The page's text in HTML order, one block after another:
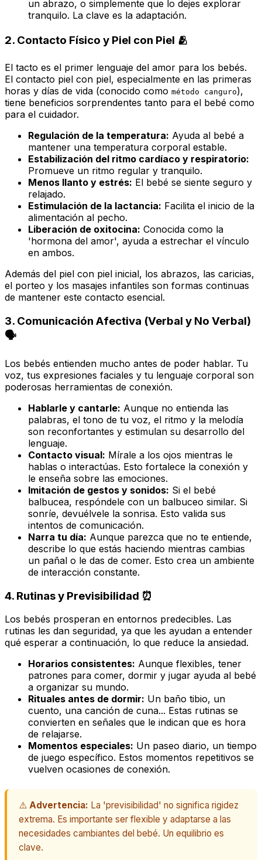
un abrazo, o simplemente que lo dejes explorar
tranquilo. La clave es la adaptación.
2. Contacto Físico y Piel con Piel 🫂
El tacto es el primer lenguaje del amor para los bebés.
El contacto piel con piel, especialmente en las primeras
horas y días de vida (conocido como método canguro),
tiene beneficios sorprendentes tanto para el bebé como
para el cuidador.
Regulación de la temperatura: Ayuda al bebé a
mantener una temperatura corporal estable.
Estabilización del ritmo cardíaco y respiratorio:
Promueve un ritmo regular y tranquilo.
Menos llanto y estrés: El bebé se siente seguro y
relajado.
Estimulación de la lactancia: Facilita el inicio de la
alimentación al pecho.
Liberación de oxitocina: Conocida como la
'hormona del amor', ayuda a estrechar el vínculo
en ambos.
Además del piel con piel inicial, los abrazos, las caricias,
el porteo y los masajes infantiles son formas continuas
de mantener este contacto esencial.
3. Comunicación Afectiva (Verbal y No Verbal)
🗣️
Los bebés entienden mucho antes de poder hablar. Tu
voz, tus expresiones faciales y tu lenguaje corporal son
poderosas herramientas de conexión.
Hablarle y cantarle: Aunque no entienda las
palabras, el tono de tu voz, el ritmo y la melodía
son reconfortantes y estimulan su desarrollo del
lenguaje.
Contacto visual: Mírale a los ojos mientras le
hablas o interactúas. Esto fortalece la conexión y
le enseña sobre las emociones.
Imitación de gestos y sonidos: Si el bebé
balbucea, respóndele con un balbuceo similar. Si
sonríe, devuélvele la sonrisa. Esto valida sus
intentos de comunicación.
Narra tu día: Aunque parezca que no te entiende,
describe lo que estás haciendo mientras cambias
un pañal o le das de comer. Esto crea un ambiente
de interacción constante.
4. Rutinas y Previsibilidad ⏰
Los bebés prosperan en entornos predecibles. Las
rutinas les dan seguridad, ya que les ayudan a entender
qué esperar a continuación, lo que reduce la ansiedad.
Horarios consistentes: Aunque flexibles, tener
patrones para comer, dormir y jugar ayuda al bebé
a organizar su mundo.
Rituales antes de dormir: Un baño tibio, un
cuento, una canción de cuna... Estas rutinas se
convierten en señales que le indican que es hora
de relajarse.
Momentos especiales: Un paseo diario, un tiempo
de juego específico. Estos momentos repetitivos se
vuelven ocasiones de conexión.
⚠️ Advertencia: La 'previsibilidad' no significa rigidez
extrema. Es importante ser flexible y adaptarse a las
necesidades cambiantes del bebé. Un equilibrio es
clave.